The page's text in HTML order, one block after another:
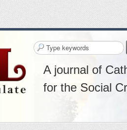
A journal of
for the Social